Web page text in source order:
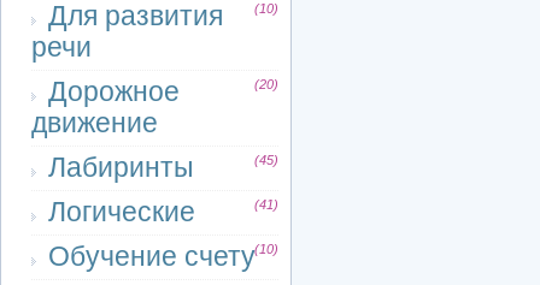
Для развития
речи
(10)
Дорожное
движение
(20)
Лабиринты (45)
Логические (41)
Обучение счету(10)